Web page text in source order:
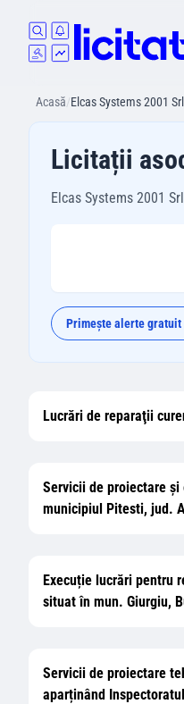
Acasă/Elcas Systems 2001 Srl
Licitații
Elcas Systems 2001
Primește alerte gratuit
Lucrări de reparaţii
Servicii de proiectare
municipiul Pitesti, jud.
Execuție lucrări pentru
situat în mun. Giurgiu,
Servicii de proiectare
aparținând